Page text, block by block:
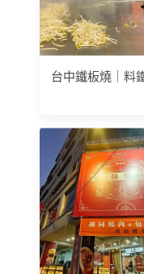
台中鐵板燒｜料